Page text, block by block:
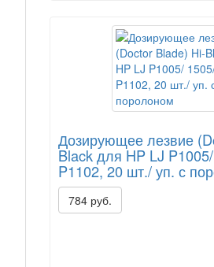
Дозирующее лезвие
Black для HP LJ
P1102, 20 шт./ уп. с
784 руб.